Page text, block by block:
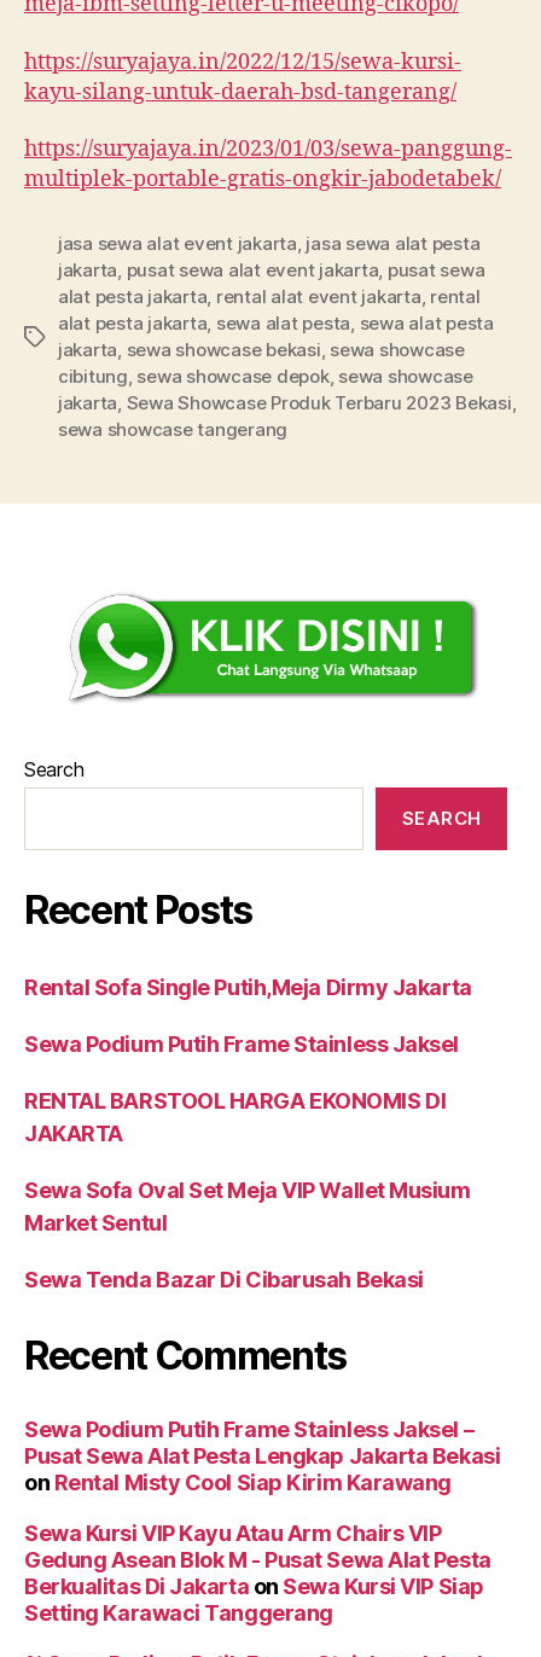
https://suryajaya.in/2022/12/15/sewa-kursi-
kayu-silang-untuk-daerah-bsd-tangerang/
https://suryajaya.in/2023/01/03/sewa-panggung-
multiplek-portable-gratis-ongkir-jabodetabek/
Tags
jasa sewa alat event jakarta, jasa sewa alat pesta
jakarta, pusat sewa alat event jakarta, pusat sewa
alat pesta jakarta, rental alat event jakarta, rental
alat pesta jakarta, sewa alat pesta, sewa alat pesta
jakarta, sewa showcase bekasi, sewa showcase
cibitung, sewa showcase depok, sewa showcase
jakarta, Sewa Showcase Produk Terbaru 2023 Bekasi,
sewa showcase tangerang
Search
SEARCH
Recent Posts
Rental Sofa Single Putih,Meja Dirmy Jakarta
Sewa Podium Putih Frame Stainless Jaksel
RENTAL BARSTOOL HARGA EKONOMIS DI
JAKARTA
Sewa Sofa Oval Set Meja VIP Wallet Musium
Market Sentul
Sewa Tenda Bazar Di Cibarusah Bekasi
Recent Comments
Sewa Podium Putih Frame Stainless Jaksel –
Pusat Sewa Alat Pesta Lengkap Jakarta Bekasi
on Rental Misty Cool Siap Kirim Karawang
Sewa Kursi VIP Kayu Atau Arm Chairs VIP
Gedung Asean Blok M - Pusat Sewa Alat Pesta
Berkualitas Di Jakarta on Sewa Kursi VIP Siap
Setting Karawaci Tanggerang